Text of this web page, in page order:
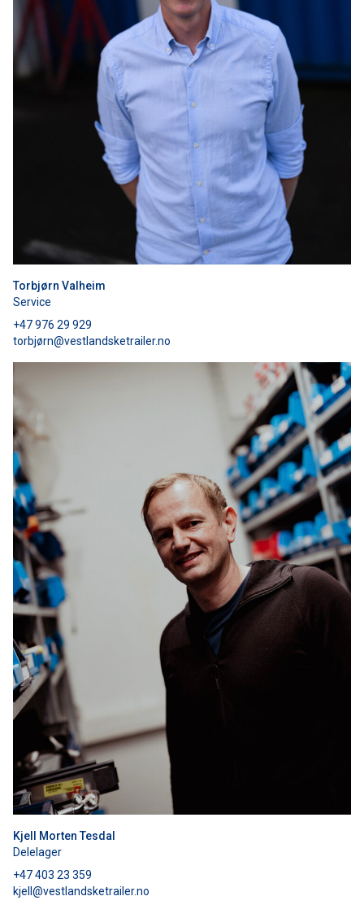
Torbjørn Valheim
Service
+47 976 29 929
torbjørn@vestlandsketrailer.no
Kjell Morten Tesdal
Delelager
+47 403 23 359
kjell@vestlandsketrailer.no